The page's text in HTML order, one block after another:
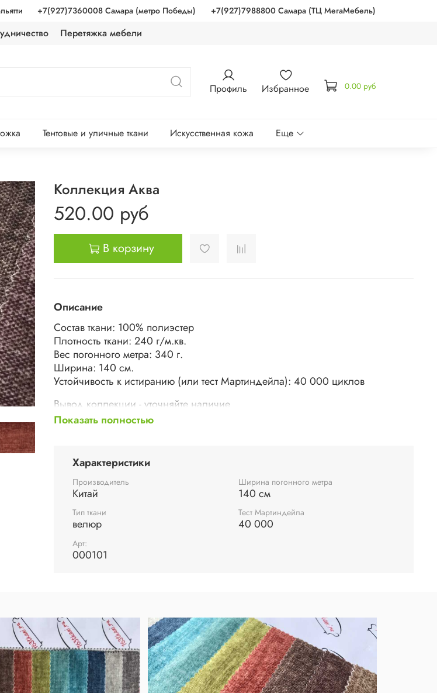
+7(927)7360008 Самара (метро Победы) +7(927)7988800 Самара (ТЦ МегаМебель)
Перетяжка мебели
Профиль Избранное 0.00 руб
Тентовые и уличные ткани Искусственная кожа
Еще
Коллекция Аква
520.00 руб
В корзину
Описание
Состав ткани: 100% полиэстер
Плотность ткани: 240 г/м.кв.
Вес погонного метра: 340 г.
Ширина: 140 см.
Устойчивость к истиранию (или тест Мартиндейла): 40 000 циклов
Вывод коллекции - уточняйте наличие
Показать полностью
Характеристики
Производитель
Китай
Ширина погонного метра
140 см
Тип ткани
велюр
Тест Мартиндейла
40 000
Арт:
000101